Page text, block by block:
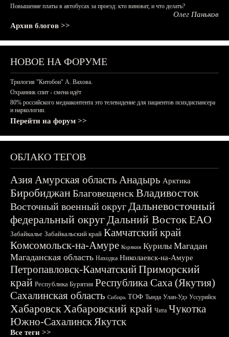
Повышение платы в автобусах за проезд: кто виноват, и что делать?
Олег Паньков
Архив блогов >>
НОВОЕ НА ФОРУМЕ
Трилогия "Китобои" А. Вахова.
Охранник спит - смена идёт
80% российского медиаконтента это телевидение для пациентов психдиспансера
и наркологии.
Перейти на форум >>
ОБЛАКО ТЕГОВ
АзияАмурская область Анадырь Арктика
БиробиджанБлаговещенскВладивосток
Восточный военный округДальневосточный
федеральный округДальний ВостокЕАО
Забайкалье Забайкальский край Камчатский край
Комсомольск-на-Амуре Корякия Курилы Магадан
Магаданская область Находка Николаевск-на-Амуре
Петропавловск-КамчатскийПриморский
край Республика Бурятия Республика Саха (Якутия)
Сахалинская область Сибирь ТОФ Тында Улан-Удэ Уссурийск
ХабаровскХабаровский край Чита Чукотка
Южно-СахалинскЯкутск
Все теги >>